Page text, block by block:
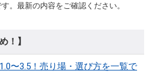
。最新の内容をご確認ください。
！】
〜3.5！売り場・選び方を一覧で